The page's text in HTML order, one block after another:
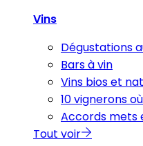
Vins
Dégustations
Bars à vin
Vins bios et
10 vignerons
Accords mets
Tout voir